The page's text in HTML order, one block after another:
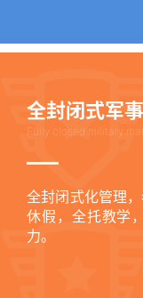
全封闭式军
Fully closed military
全封闭式化管理
休假，全托教学
力。